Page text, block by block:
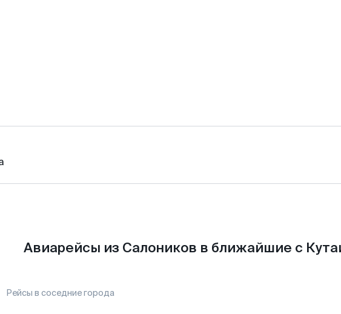
Авиарейсы из Салоников в ближайшие с
Рейсы в соседние города